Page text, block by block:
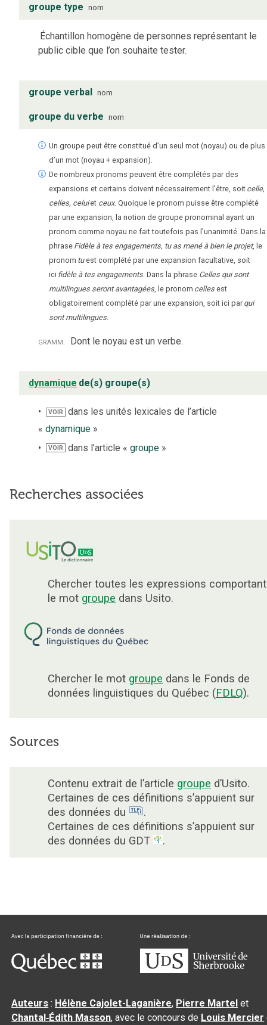
groupe type nom
Échantillon homogène de personnes représentant le
public cible que l’on souhaite tester.
groupe verbal nom
groupe du verbe nom
Un groupe peut être constitué d’un seul mot (noyau) ou de plus
d’un mot (noyau + expansion).
De nombreux pronoms peuvent être complétés par des
expansions et certains doivent nécessairement l’être, soit celle,
celles, celuiet ceux. Quoique le pronom puisse être complété
par une expansion, la notion de groupe pronominal ayant un
pronom comme noyau ne fait toutefois pas l’unanimité. Dans la
phrase Fidèle à tes engagements, tu as mené à bien le projet, le
pronom tuest complété par une expansion facultative, soit
ici fidèle à tes engagements . Dans la phrase Celles qui sont
multilingues seront avantagées, le pronom celles est
obligatoirement complété par une expansion, soit ici par qui
sont multilingues.
gramm. Dont le noyau est un verbe.
dynamique de(s) groupe(s)
VOIR
dans les unités lexicales de l’article
« dynamique »
VOIR dans l’article «groupe »
Recherches associées
Chercher toutes les expressions comportant
le mot groupe dans Usito.
Chercher le mot groupe dans le Fonds de
données linguistiques du Québec (FDLQ).
Sources
Contenu extrait de l’article groupe d’Usito.
Certaines de ces définitions s’appuient sur
des données du
.
Certaines de ces définitions s’appuient sur
des données du GDT
.
Auteurs : Hélène Cajolet-Laganière, Pierre Martel et
Chantal‑Édith Masson, avec le concours de Louis Mercier